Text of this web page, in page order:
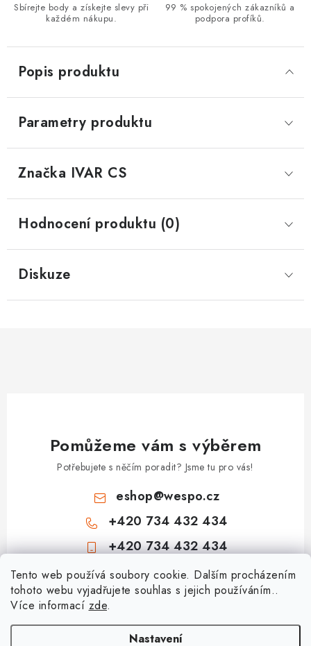
Tento web používá soubory cookie. Dalším procházením
tohoto webu vyjadřujete souhlas s jejich používáním..
Více informací zde.
Nastavení
Sbírejte body a získejte slevy při
každém nákupu.
99 % spokojených zákazníků a
podpora profíků.
Popis produktu
Parametry produktu
Značka IVAR CS
Hodnocení produktu (0)
Diskuze
Pomůžeme vám s výběrem
Potřebujete s něčím poradit? Jsme tu pro vás!
eshop@wespo.cz
+420 734 432 434
+420 734 432 434
Informace pro vás